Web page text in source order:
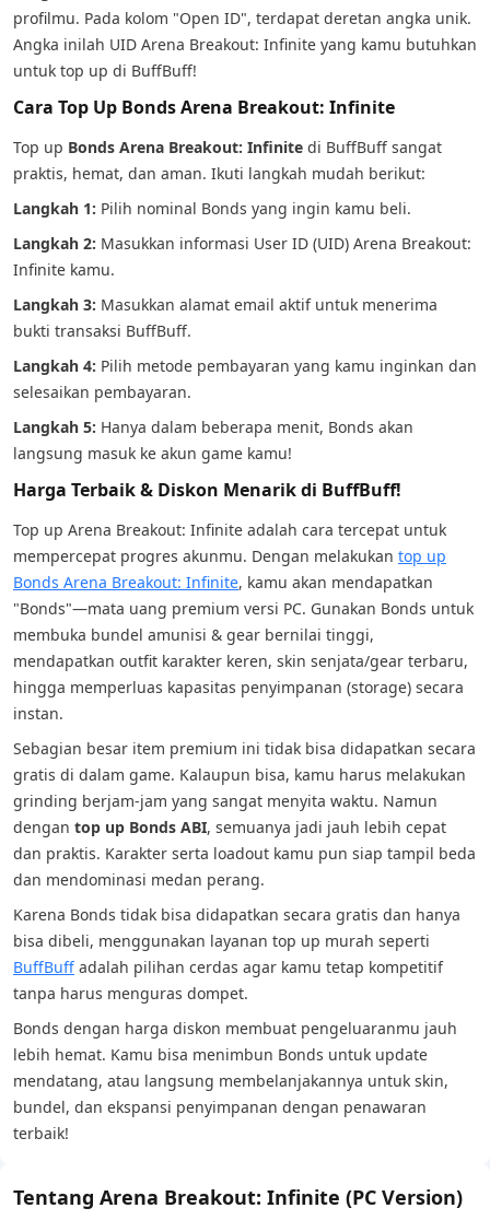
profilmu. Pada kolom "Open ID", terdapat deretan angka unik.
Angka inilah UID Arena Breakout: Infinite yang kamu butuhkan
untuk top up di BuffBuff!
Cara Top Up Bonds Arena Breakout: Infinite
Top up Bonds Arena Breakout: Infinite di BuffBuff sangat
praktis, hemat, dan aman. Ikuti langkah mudah berikut:
Langkah 1: Pilih nominal Bonds yang ingin kamu beli.
Langkah 2: Masukkan informasi User ID (UID) Arena Breakout:
Infinite kamu.
Langkah 3: Masukkan alamat email aktif untuk menerima
bukti transaksi BuffBuff.
Langkah 4: Pilih metode pembayaran yang kamu inginkan dan
selesaikan pembayaran.
Langkah 5: Hanya dalam beberapa menit, Bonds akan
langsung masuk ke akun game kamu!
Harga Terbaik & Diskon Menarik di BuffBuff!
Top up Arena Breakout: Infinite adalah cara tercepat untuk
mempercepat progres akunmu. Dengan melakukan top up
Bonds Arena Breakout: Infinite, kamu akan mendapatkan
"Bonds"—mata uang premium versi PC. Gunakan Bonds untuk
membuka bundel amunisi & gear bernilai tinggi,
mendapatkan outfit karakter keren, skin senjata/gear terbaru,
hingga memperluas kapasitas penyimpanan (storage) secara
instan.
Sebagian besar item premium ini tidak bisa didapatkan secara
gratis di dalam game. Kalaupun bisa, kamu harus melakukan
grinding berjam-jam yang sangat menyita waktu. Namun
dengan top up Bonds ABI, semuanya jadi jauh lebih cepat
dan praktis. Karakter serta loadout kamu pun siap tampil beda
dan mendominasi medan perang.
Karena Bonds tidak bisa didapatkan secara gratis dan hanya
bisa dibeli, menggunakan layanan top up murah seperti
BuffBuff adalah pilihan cerdas agar kamu tetap kompetitif
tanpa harus menguras dompet.
Bonds dengan harga diskon membuat pengeluaranmu jauh
lebih hemat. Kamu bisa menimbun Bonds untuk update
mendatang, atau langsung membelanjakannya untuk skin,
bundel, dan ekspansi penyimpanan dengan penawaran
terbaik!
Tentang Arena Breakout: Infinite (PC Version)